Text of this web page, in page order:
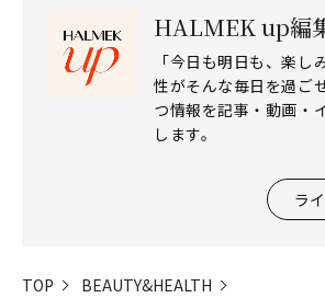
HALMEK up編
「今日も明日も、楽し
性がそんな毎日を過ご
つ情報を記事・動画・
します。
ラ
TOP
BEAUTY&HEALTH